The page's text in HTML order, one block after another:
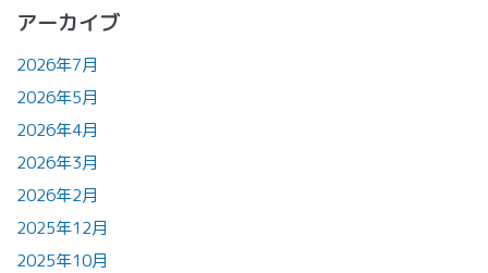
アーカイブ
2026年7月
2026年5月
2026年4月
2026年3月
2026年2月
2025年12月
2025年10月